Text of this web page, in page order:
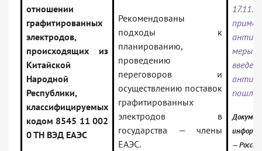
отношении
графитированных
электродов,
происходящих из
Китайской
Народной
Республики,
классифицируемых
кодом 8545 11 002
0 ТН ВЭД ЕАЭС
Рекомендованы
подходы к
планированию,
проведению
переговоров и
осуществлению поставок
графитированных
электродов в
государства — члены
ЕАЭС.
меры
—